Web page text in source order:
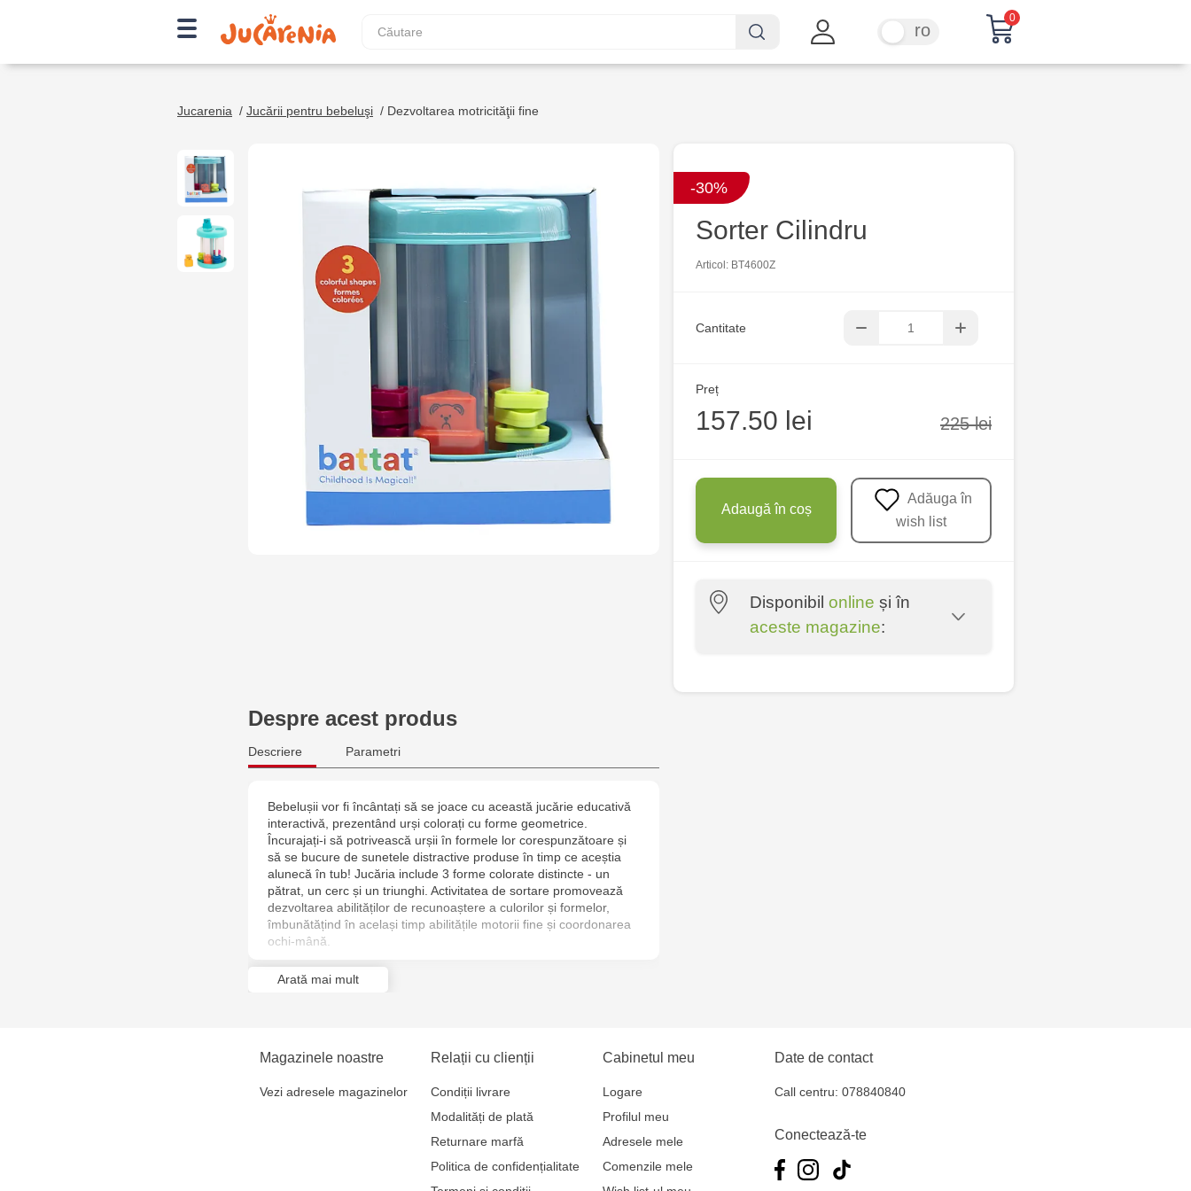
ro
0
Jucarenia / Jucării pentru bebeluşi / Dezvoltarea motricităţii fine
-30%
Sorter Cilindru
Articol: BT4600Z
Cantitate
Preț
157.50 lei 225 lei
Adaugă în coș
wish list
Disponibil online și în
aceste magazine:
Socoleni, 7
Jucarenia Ciocana - bd.Mircea cel
Multistore Telecentru - str. N.
Despre acest produs
Descriere Parametri
Bebelușii vor fi încântați să se joace cu această jucărie educativă
interactivă, prezentând urși colorați cu forme geometrice.
Încurajați-i să potrivească urșii în formele lor corespunzătoare și
să se bucure de sunetele distractive produse în timp ce aceștia
alunecă în tub! Jucăria include 3 forme colorate distincte - un
pătrat, un cerc și un triunghi. Activitatea de sortare promovează
dezvoltarea abilităților de recunoaștere a culorilor și formelor,
îmbunătățind în același timp abilitățile motorii fine și coordonarea
ochi-mână.
Arată mai mult
Magazinele noastre
Vezi adresele magazinelor
Relații cu clienții
Condiții livrare
Modalități de plată
Returnare marfă
Politica de confidențialitate
Cabinetul meu
Logare
Profilul meu
Adresele mele
Comenzile mele
Date de contact
Call centru: 078840840
Conectează-te